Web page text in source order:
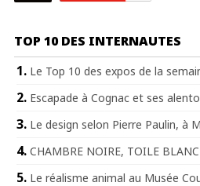
TOP 10 DES INTERNAUTES
Le Top 10 des expos de la
Escapade à Cognac et ses
Le design selon Pierre Paulin, à
CHAMBRE NOIRE, TOILE
Le réalisme animal au Musée